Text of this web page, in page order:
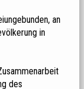
an
in
des